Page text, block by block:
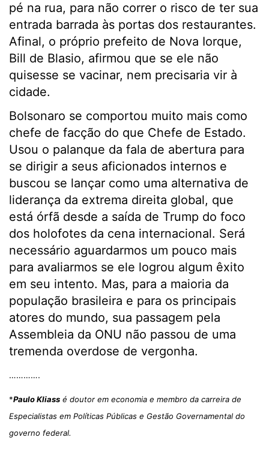
pé na rua, para não correr o risco de ter sua
entrada barrada às portas dos restaurantes.
Afinal, o próprio prefeito de Nova Iorque,
Bill de Blasio, afirmou que se ele não
quisesse se vacinar, nem precisaria vir à
cidade.
Bolsonaro se comportou muito mais como
chefe de facção do que Chefe de Estado.
Usou o palanque da fala de abertura para
se dirigir a seus aficionados internos e
buscou se lançar como uma alternativa de
liderança da extrema direita global, que
está órfã desde a saída de Trump do foco
dos holofotes da cena internacional. Será
necessário aguardarmos um pouco mais
para avaliarmos se ele logrou algum êxito
em seu intento. Mas, para a maioria da
população brasileira e para os principais
atores do mundo, sua passagem pela
Assembleia da ONU não passou de uma
tremenda overdose de vergonha.
………….
*Paulo Kliass é doutor em economia e membro da carreira de
Especialistas em Políticas Públicas e Gestão Governamental do
governo federal.